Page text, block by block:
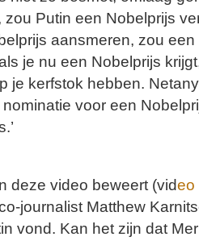
Putin een Nobelprijs
aansmeren, zou
je nu een Nobelprijs
je kerfstok hebben.
voor een
deze video beweert (video
journalist Matthew
vond. Kan het zijn dat